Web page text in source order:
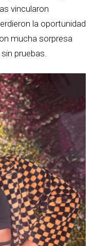
vincularon
la oportunidad
mucha sorpresa
pruebas.